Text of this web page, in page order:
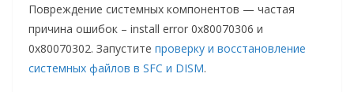
Повреждение системных компонентов — частая
причина ошибок – install error 0x80070306 и
0x80070302. Запустите проверку и восстановление
системных файлов в SFC и DISM.